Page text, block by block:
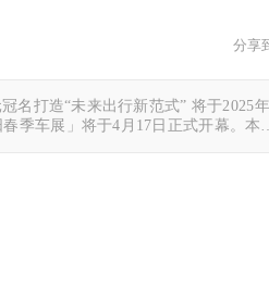
分享
名打造“未来出行新范式” 将于2025
春季车展」将于4月17日正式开幕。